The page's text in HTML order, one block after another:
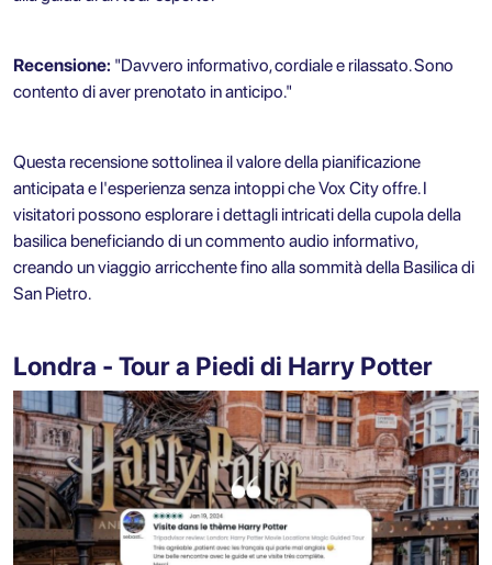
Recensione: "Davvero informativo, cordiale e rilassato. Sono
contento di aver prenotato in anticipo."
Questa recensione sottolinea il valore della pianificazione
anticipata e l'esperienza senza intoppi che Vox City offre. I
visitatori possono esplorare i dettagli intricati della cupola della
basilica beneficiando di un commento audio informativo,
creando un viaggio arricchente fino alla sommità della Basilica di
San Pietro.
Londra - Tour a Piedi di Harry Potter